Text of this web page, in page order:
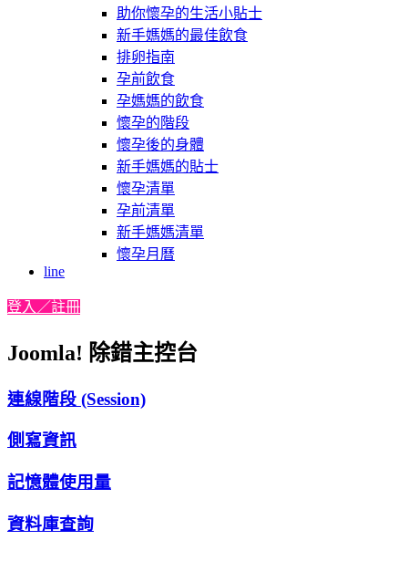
助你懷孕的生活小貼士
新手媽媽的最佳飲食
排卵指南
孕前飲食
孕媽媽的飲食
懷孕的階段
懷孕後的身體
新手媽媽的貼士
懷孕清單
孕前清單
新手媽媽清單
懷孕月曆
line
登入／註冊
Joomla! 除錯主控台
連線階段 (Session)
側寫資訊
記憶體使用量
資料庫查詢